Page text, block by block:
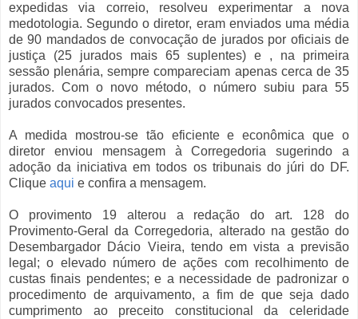
expedidas via correio, resolveu experimentar a nova
medotologia. Segundo o diretor, eram enviados uma média
de 90 mandados de convocação de jurados por oficiais de
justiça (25 jurados mais 65 suplentes) e , na primeira
sessão plenária, sempre compareciam apenas cerca de 35
jurados. Com o novo método, o número subiu para 55
jurados convocados presentes.
A medida mostrou-se tão eficiente e econômica que o
diretor enviou mensagem à Corregedoria sugerindo a
adoção da iniciativa em todos os tribunais do júri do DF.
Clique aqui e confira a mensagem.
O provimento 19 alterou a redação do art. 128 do
Provimento-Geral da Corregedoria, alterado na gestão do
Desembargador Dácio Vieira, tendo em vista a previsão
legal; o elevado número de ações com recolhimento de
custas finais pendentes; e a necessidade de padronizar o
procedimento de arquivamento, a fim de que seja dado
cumprimento ao preceito constitucional da celeridade